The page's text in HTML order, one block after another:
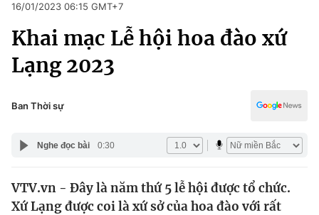
Chuyên mục
Chính trị
Y tế
Xã hội
Pháp luật
Thể thao
Văn hóa - Giải trí
Đời sống
Giáo dục
16/01/2023 06:15 GMT+7
Khai mạc Lễ hội hoa đào xứ
Lạng 2023
Ban Thời sự
Nghe đọc bài 0:30
VTV.vn - Đây là năm thứ 5 lễ hội được tổ chức.
Xứ Lạng được coi là xứ sở của hoa đào với rất